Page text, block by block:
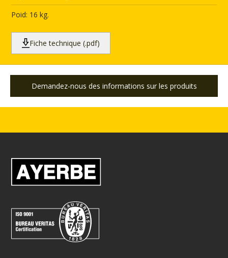
Poid: 16 kg.
Fiche technique (.pdf)
Demandez-nous des informations sur les produits